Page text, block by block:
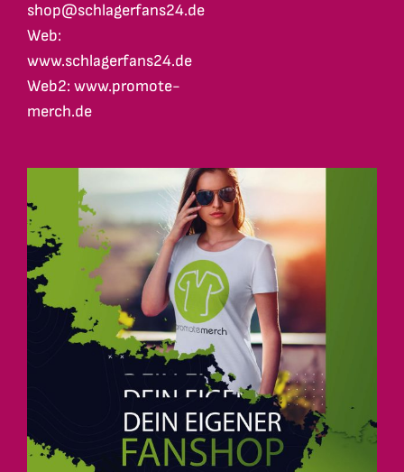
shop@schlagerfans24.de
Web:
www.schlagerfans24.de
Web2: www.promote-
merch.de